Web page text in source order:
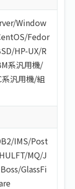
/Window
/Fedor
/HP-UX/R
系汎用機/
系汎用機/組
/IMS/Post
/MQ/J
/GlassFi